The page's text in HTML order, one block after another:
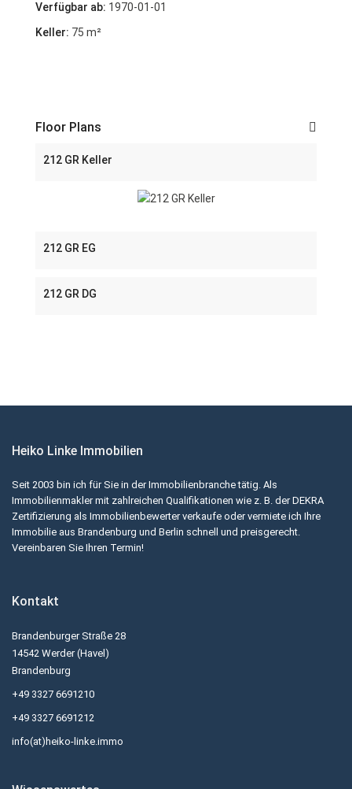
Verfügbar ab: 1970-01-01
Keller: 75 m²
Floor Plans
212 GR Keller
212 GR EG
212 GR DG
Heiko Linke Immobilien
Seit 2003 bin ich für Sie in der Immobilienbranche tätig. Als
Immobilienmakler mit zahlreichen Qualifikationen wie z. B. der DEKRA
Zertifizierung als Immobilienbewerter verkaufe oder vermiete ich Ihre
Immobilie aus Brandenburg und Berlin schnell und preisgerecht.
Vereinbaren Sie Ihren Termin!
Kontakt
Brandenburger Straße 28
14542 Werder (Havel)
Brandenburg
+49 3327 6691210
+49 3327 6691212
info(at)heiko-linke.immo